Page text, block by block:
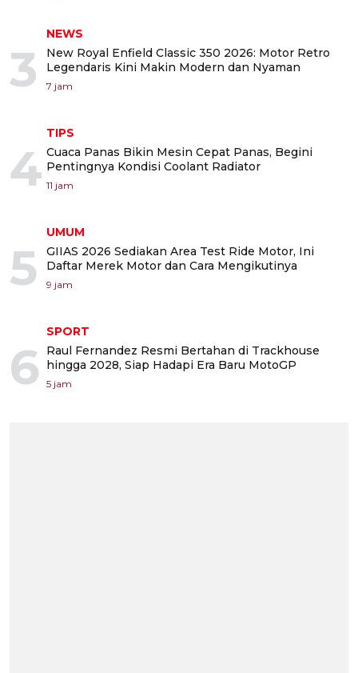
3
NEWS
New Royal Enfield Classic 350 2026: Motor Retro
Legendaris Kini Makin Modern dan Nyaman
7 jam
4
TIPS
Cuaca Panas Bikin Mesin Cepat Panas, Begini
Pentingnya Kondisi Coolant Radiator
11 jam
5
UMUM
GIIAS 2026 Sediakan Area Test Ride Motor, Ini
Daftar Merek Motor dan Cara Mengikutinya
9 jam
6
SPORT
Raul Fernandez Resmi Bertahan di Trackhouse
hingga 2028, Siap Hadapi Era Baru MotoGP
5 jam